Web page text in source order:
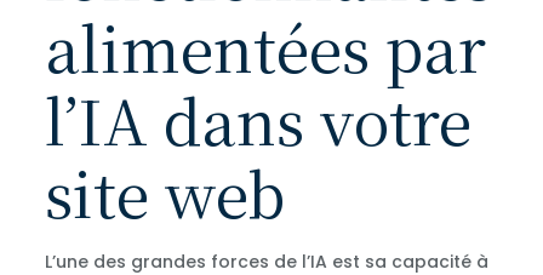
alimentées par
l’IA dans votre
site web
L’une des grandes forces de l’IA est sa capacité à